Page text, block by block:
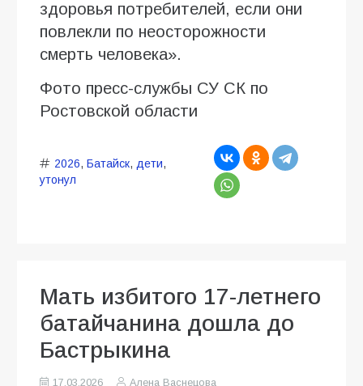
здоровья потребителей, если они
повлекли по неосторожности
смерть человека».
Фото пресс-службы СУ СК по
Ростовской области
2026, Батайск, дети,
утонул
Мать избитого 17-летнего
батайчанина дошла до
Бастрыкина
17.03.2026
Алена Васнецова